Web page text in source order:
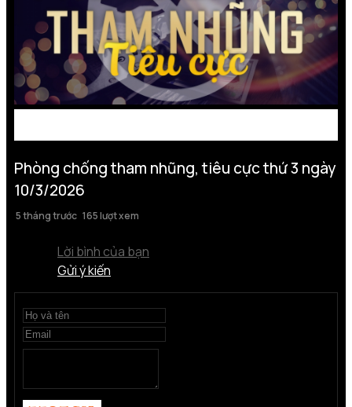
Phòng chống tham nhũng, tiêu cực thứ 3 ngày
10/3/2026
5 tháng trước 165 lượt xem
Lời bình của bạn
Gửi ý kiến